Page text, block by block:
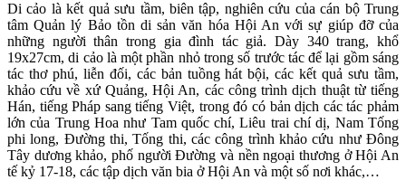
Di cảo là kết quả sưu tầm, biên tập, nghiên cứu của cán bộ Trung
tâm Quản lý Bảo tồn di sản văn hóa Hội An với sự giúp đỡ của
những người thân trong gia đình tác giả. Dày 340 trang, khổ
19x27cm, di cảo là một phần nhỏ trong số trước tác để lại gồm sáng
tác thơ phú, liễn đối, các bản tuồng hát bội, các kết quả sưu tầm,
khảo cứu về xứ Quảng, Hội An, các công trình dịch thuật từ tiếng
Hán, tiếng Pháp sang tiếng Việt, trong đó có bản dịch các tác phảm
lớn của Trung Hoa như Tam quốc chí, Liêu trai chí dị, Nam Tống
phi long, Đường thi, Tống thi, các công trình khảo cứu như Đông
Tây dương khảo, phố người Đường và nền ngoại thương ở Hội An
tế kỷ 17-18, các tập dịch văn bia ở Hội An và một số nơi khác,…